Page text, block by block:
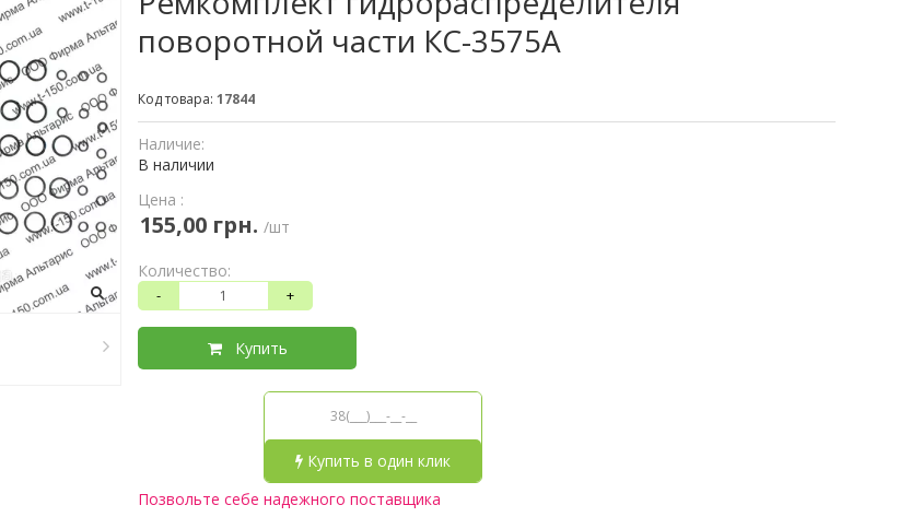
поворотной части КС-3575А
Код товара: 17844
Наличие:
В наличии
Цена :
155,00 грн. /шт
Количество:
- +
Купить
Купить в один клик
Позвольте себе надежного поставщика